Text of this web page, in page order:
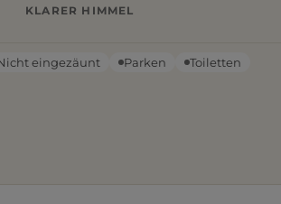
KLARER HIMMEL
eingezäunt Parken Toiletten